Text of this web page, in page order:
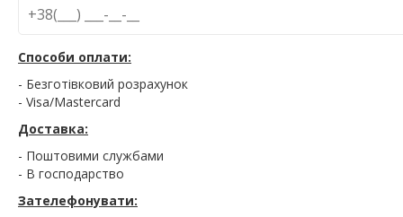
Способи оплати:
- Безготівковий розрахунок
- Visa/Mastercard
Доставка:
- Поштовими службами
- В господарство
Зателефонувати: